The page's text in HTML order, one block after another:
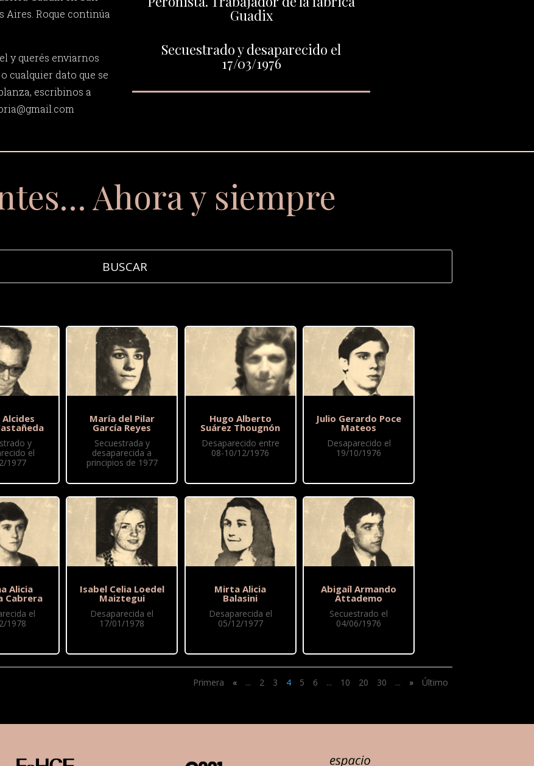
Aires. Roque continúa
y querés enviarnos
cualquier dato que se
escribinos a
Guadix
Secuestrado y desaparecido el
17/03/1976
Ahora y siempre
y
el
1977
Alicia
Cabrera
el
1978
María del Pilar
García Reyes
Secuestrada y
desaparecida a
principios de 1977
Isabel Celia Loedel
Maiztegui
Desaparecida el
17/01/1978
Hugo Alberto
Suárez Thougnón
Desaparecido entre
08-10/12/1976
Mirta Alicia
Balasini
Desaparecida el
05/12/1977
Julio Gerardo Poce
Mateos
Desaparecido el
19/10/1976
Abigaíl Armando
Attademo
Secuestrado el
04/06/1976
Primera « ... 2 3 4 5 6 ... 10 20 30 ... » Último